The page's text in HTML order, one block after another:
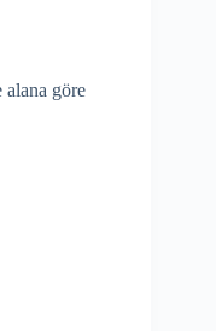
alana göre